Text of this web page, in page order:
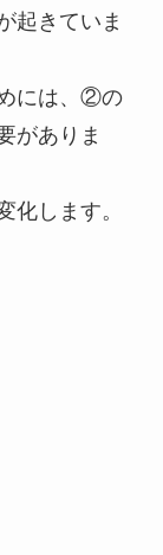
起きていま
には、②の
がありま
します。